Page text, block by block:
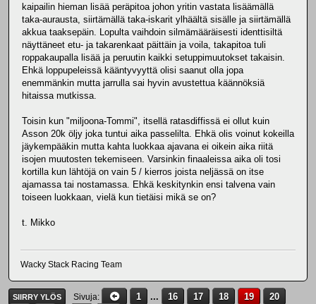
kaipailin hieman lisää peräpitoa johon yritin vastata lisäämällä
taka-aurausta, siirtämällä taka-iskarit ylhäältä sisälle ja siirtämällä
akkua taaksepäin. Lopulta vaihdoin silmämääräisesti identtisiltä
näyttäneet etu- ja takarenkaat päittäin ja voila, takapitoa tuli
roppakaupalla lisää ja peruutin kaikki setuppimuutokset takaisin.
Ehkä loppupeleissä kääntyvyyttä olisi saanut olla jopa
enemmänkin mutta jarrulla sai hyvin avustettua käännöksiä
hitaissa mutkissa.
Toisin kun "miljoona-Tommi", itsellä ratasdiffissä ei ollut kuin
Asson 20k öljy joka tuntui aika passelilta. Ehkä olis voinut kokeilla
jäykempääkin mutta kahta luokkaa ajavana ei oikein aika riitä
isojen muutosten tekemiseen. Varsinkin finaaleissa aika oli tosi
kortilla kun lähtöjä on vain 5 / kierros joista neljässä on itse
ajamassa tai nostamassa. Ehkä keskitynkin ensi talvena vain
toiseen luokkaan, vielä kun tietäisi mikä se on?
t. Mikko
Wacky Stack Racing Team
SIIRRY YLÖS Sivuja 1 ... 16 17 18 19 20